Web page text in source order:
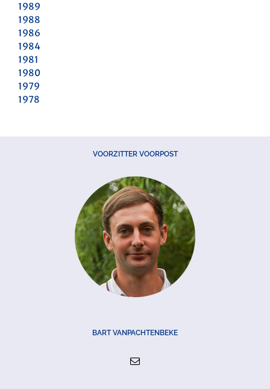
1989
1988
1986
1984
1981
1980
1979
1978
VOORZITTER VOORPOST
BART VANPACHTENBEKE